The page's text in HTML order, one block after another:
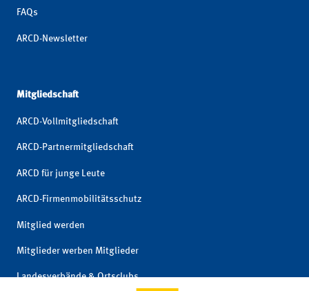
FAQs
ARCD-Newsletter
Mitgliedschaft
ARCD-Vollmitgliedschaft
ARCD-Partnermitgliedschaft
ARCD für junge Leute
ARCD-Firmenmobilitätsschutz
Mitglied werden
Mitglieder werben Mitglieder
Landesverbände & Ortsclubs